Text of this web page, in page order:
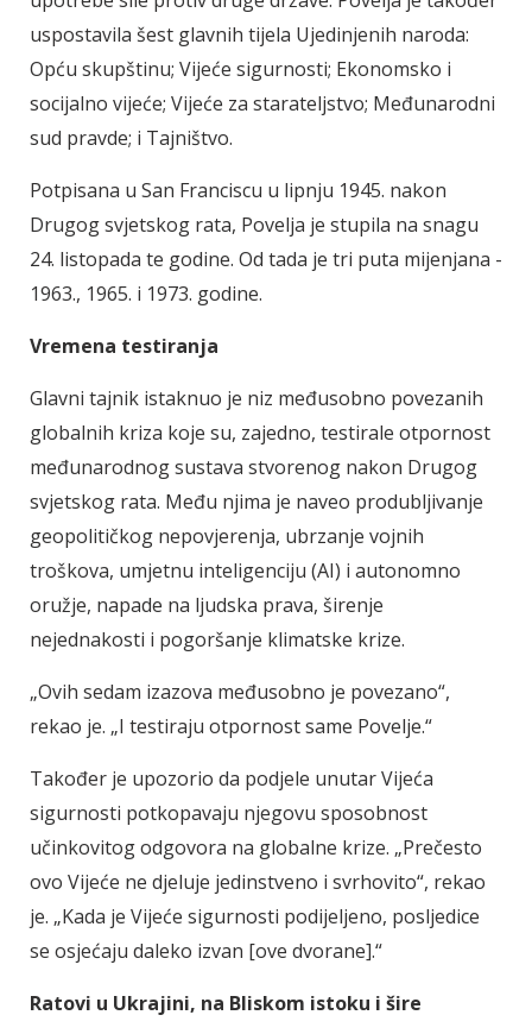
uspostavila šest glavnih tijela Ujedinjenih naroda:
Opću skupštinu; Vijeće sigurnosti; Ekonomsko i
socijalno vijeće; Vijeće za starateljstvo; Međunarodni
sud pravde; i Tajništvo.
Potpisana u San Franciscu u lipnju 1945. nakon
Drugog svjetskog rata, Povelja je stupila na snagu
24. listopada te godine. Od tada je tri puta mijenjana -
1963., 1965. i 1973. godine.
Vremena testiranja
Glavni tajnik istaknuo je niz međusobno povezanih
globalnih kriza koje su, zajedno, testirale otpornost
međunarodnog sustava stvorenog nakon Drugog
svjetskog rata. Među njima je naveo produbljivanje
geopolitičkog nepovjerenja, ubrzanje vojnih
troškova, umjetnu inteligenciju (AI) i autonomno
oružje, napade na ljudska prava, širenje
nejednakosti i pogoršanje klimatske krize.
„Ovih sedam izazova međusobno je povezano“,
rekao je. „I testiraju otpornost same Povelje.“
Također je upozorio da podjele unutar Vijeća
sigurnosti potkopavaju njegovu sposobnost
učinkovitog odgovora na globalne krize. „Prečesto
ovo Vijeće ne djeluje jedinstveno i svrhovito“, rekao
je. „Kada je Vijeće sigurnosti podijeljeno, posljedice
se osjećaju daleko izvan [ove dvorane].“
Ratovi u Ukrajini, na Bliskom istoku i šire